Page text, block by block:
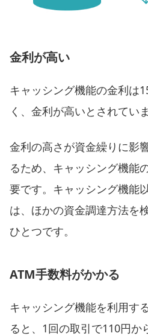
金利が高い
キャッシング機能の金利は
く、金利が高いとされていま
金利の高さが資金繰りに影
るため、キャッシング機能
要です。キャッシング機能
は、ほかの資金調達方法を
ひとつです。
ATM手数料がかかる
キャッシング機能を利用す
ると、1回の取引で110円か